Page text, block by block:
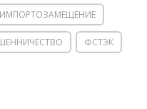
ИМПОРТОЗАМЕЩЕНИЕ
ФСТЭК